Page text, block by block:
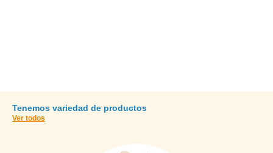
Tenemos variedad de productos
Ver todos